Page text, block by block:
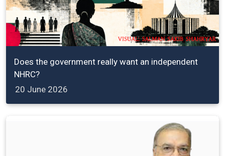
Does the government really want an independent
NHRC?
20 June 2026